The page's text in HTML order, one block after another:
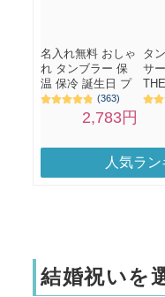
人気ラ
結婚祝いを